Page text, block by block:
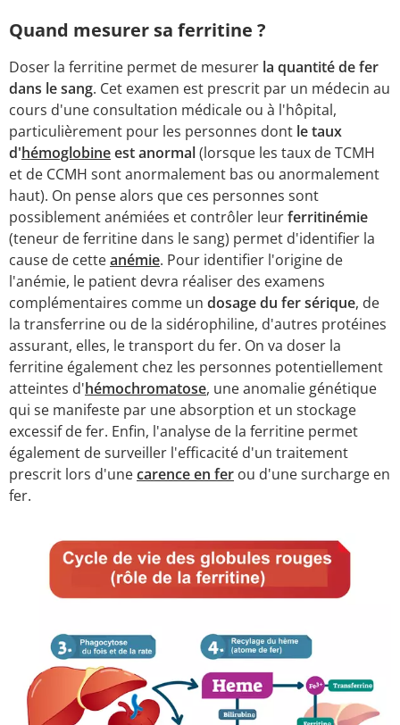
Quand mesurer sa ferritine ?
Doser la ferritine permet de mesurer la quantité de fer
dans le sang. Cet examen est prescrit par un médecin au
cours d'une consultation médicale ou à l'hôpital,
particulièrement pour les personnes dont le taux
d'hémoglobineest anormal(lorsque les taux de TCMH
et de CCMH sont anormalement bas ou anormalement
haut). On pense alors que ces personnes sont
possiblement anémiées et contrôler leurferritinémie
(teneur de ferritine dans le sang) permet d'identifier la
cause de cetteanémie. Pour identifier l'origine de
l'anémie, le patient devra réaliser des examens
complémentaires comme un dosage du fer sérique, de
la transferrine ou de la sidérophiline, d'autres protéines
assurant, elles, le transport du fer. On va doser la
ferritine également chez les personnes potentiellement
atteintes d'hémochromatose, une anomalie génétique
qui se manifeste par une absorption et un stockage
excessif de fer. Enfin, l'analyse de la ferritine permet
également de surveiller l'efficacité d'un traitement
prescrit lors d'unecarence en fer ou d'une surcharge en
fer.